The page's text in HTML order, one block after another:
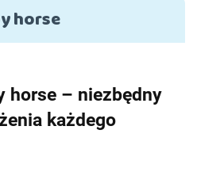
horse
horse – niezbędny
każdego